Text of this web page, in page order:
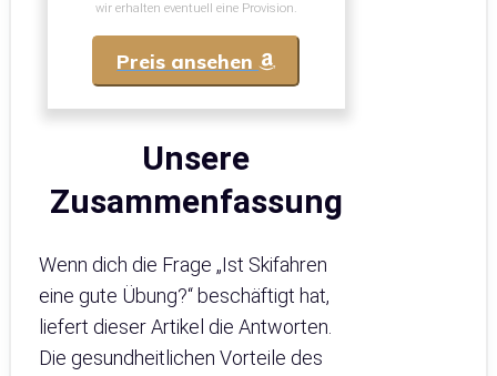
wir erhalten eventuell eine Provision.
Preis ansehen
Unsere
Zusammenfassung
Wenn dich die Frage „Ist Skifahren
eine gute Übung?“ beschäftigt hat,
liefert dieser Artikel die Antworten.
Die gesundheitlichen Vorteile des